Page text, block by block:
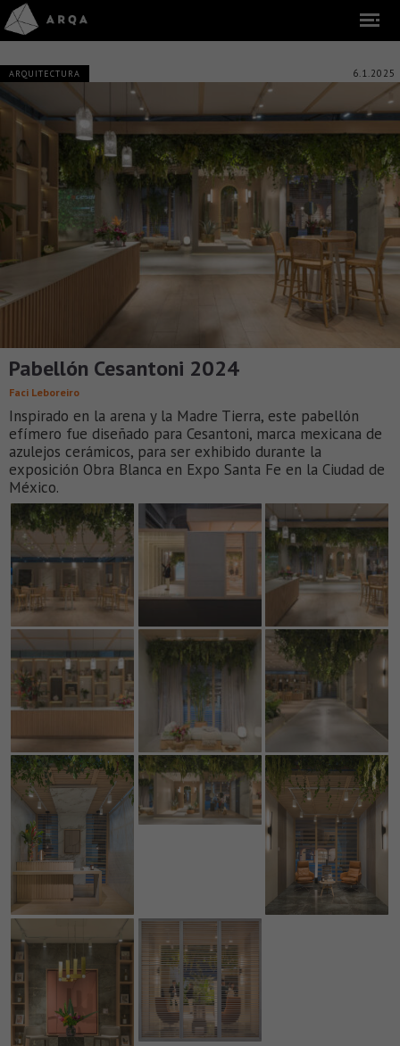
ARQUITECTURA 6.1.2025
Pabellón Cesantoni 2024
Faci Leboreiro
Inspirado en la arena y la Madre Tierra, este pabellón
efímero fue diseñado para Cesantoni, marca mexicana de
azulejos cerámicos, para ser exhibido durante la
exposición Obra Blanca en Expo Santa Fe en la Ciudad de
México.